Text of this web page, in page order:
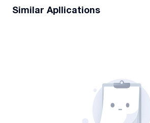
Similar Apllications